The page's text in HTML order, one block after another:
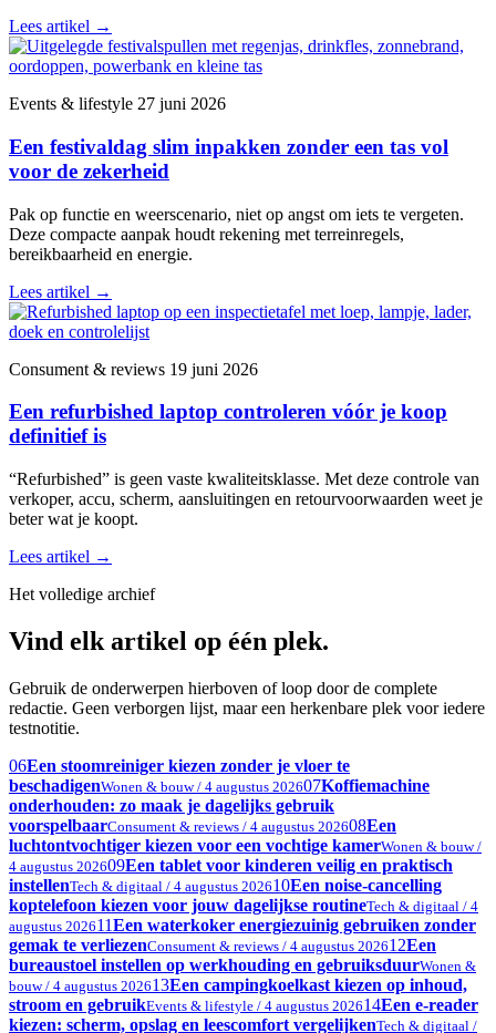
Lees artikel →
Events & lifestyle 27 juni 2026
Een festivaldag slim inpakken zonder een tas vol
voor de zekerheid
Pak op functie en weerscenario, niet op angst om iets te vergeten.
Deze compacte aanpak houdt rekening met terreinregels,
bereikbaarheid en energie.
Lees artikel →
Consument & reviews 19 juni 2026
Een refurbished laptop controleren vóór je koop
definitief is
“Refurbished” is geen vaste kwaliteitsklasse. Met deze controle van
verkoper, accu, scherm, aansluitingen en retourvoorwaarden weet je
beter wat je koopt.
Lees artikel →
Het volledige archief
Vind elk artikel op één plek.
Gebruik de onderwerpen hierboven of loop door de complete
redactie. Geen verborgen lijst, maar een herkenbare plek voor iedere
testnotitie.
06Een stoomreiniger kiezen zonder je vloer te
beschadigenWonen & bouw / 4 augustus 202607Koffiemachine
onderhouden: zo maak je dagelijks gebruik
voorspelbaarConsument & reviews / 4 augustus 202608Een
luchtontvochtiger kiezen voor een vochtige kamerWonen & bouw /
4 augustus 202609Een tablet voor kinderen veilig en praktisch
instellenTech & digitaal / 4 augustus 202610Een noise-cancelling
koptelefoon kiezen voor jouw dagelijkse routineTech & digitaal / 4
augustus 202611Een waterkoker energiezuinig gebruiken zonder
gemak te verliezenConsument & reviews / 4 augustus 202612Een
bureaustoel instellen op werkhouding en gebruiksduurWonen &
bouw / 4 augustus 202613Een campingkoelkast kiezen op inhoud,
stroom en gebruikEvents & lifestyle / 4 augustus 202614Een e-reader
kiezen: scherm, opslag en leescomfort vergelijkenTech & digitaal /